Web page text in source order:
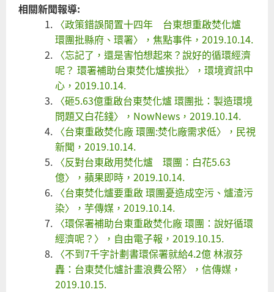
相關新聞報導:
〈政策錯誤閒置十四年 台東想重啟焚化爐
環團批縣府、環署〉，焦點事件，2019.10.14.
〈忘記了，還是害怕想起來？說好的循環經濟
呢？ 環署補助台東焚化爐挨批〉，環境資訊中
心，2019.10.14.
〈砸5.63億重啟台東焚化爐 環團批：製造環境
問題又白花錢〉，NowNews，2019.10.14.
〈台東重啟焚化廠 環團:焚化廠需求低〉，民視
新聞，2019.10.14.
〈反對台東啟用焚化爐 環團：白花5.63
億〉，蘋果即時，2019.10.14.
〈台東焚化爐要重啟 環團憂造成空污、爐渣污
染〉，芋傳媒，2019.10.14.
〈環保署補助台東重啟焚化廠 環團：說好循環
經濟呢？〉，自由電子報，2019.10.15.
〈不到7千字計劃書環保署就給4.2億 林淑芬
轟：台東焚化爐計畫浪費公帑〉，信傳媒，
2019.10.15.